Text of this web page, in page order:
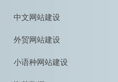
中文网站建设
外贸网站建设
小语种网站建设